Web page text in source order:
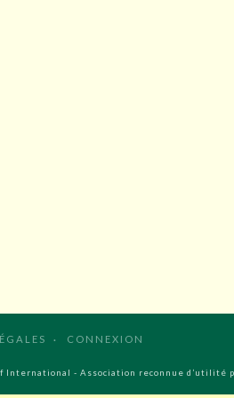
CONNEXION
International - Association reconnue d’utilité